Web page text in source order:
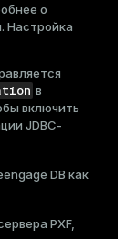
о
Настройка
в
включить
JDBC-
DB как
PXF,